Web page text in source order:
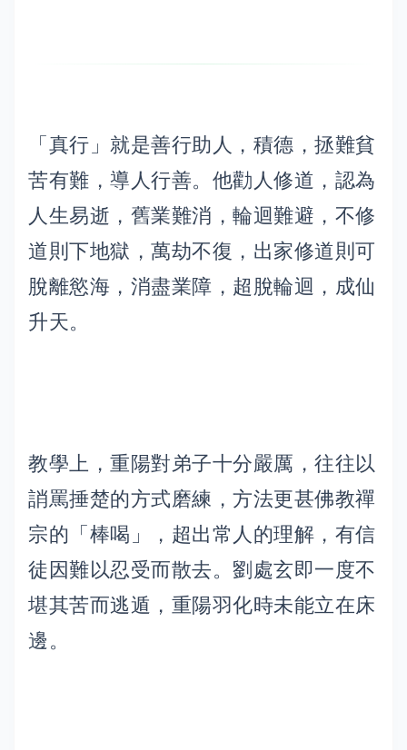
「真行」就是善行助人，積德，拯難貧
苦有難，導人行善。他勸人修道，認為
人生易逝，舊業難消，輪迴難避，不修
道則下地獄，萬劫不復，出家修道則可
脫離慾海，消盡業障，超脫輪迴，成仙
升天。
教學上，重陽對弟子十分嚴厲，往往以
誚罵捶楚的方式磨練，方法更甚佛教禪
宗的「棒喝」，超出常人的理解，有信
徒因難以忍受而散去。劉處玄即一度不
堪其苦而逃遁，重陽羽化時未能立在床
邊。